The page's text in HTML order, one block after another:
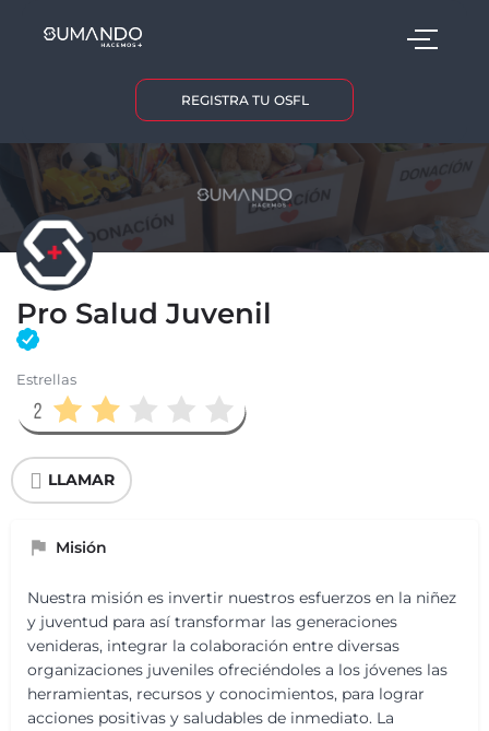
REGISTRA TU OSFL
Pro Salud Juvenil
Estrellas
LLAMAR
Misión
Nuestra misión es invertir nuestros esfuerzos en la niñez
y juventud para así transformar las generaciones
venideras, integrar la colaboración entre diversas
organizaciones juveniles ofreciéndoles a los jóvenes las
herramientas, recursos y conocimientos, para lograr
acciones positivas y saludables de inmediato. La